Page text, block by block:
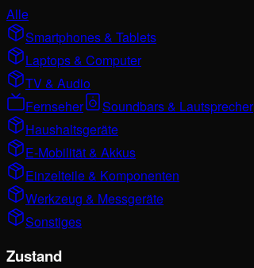
Alle
Smartphones & Tablets
Laptops & Computer
TV & Audio
Fernseher
Soundbars & Lautsprecher
Haushaltsgeräte
E-Mobilität & Akkus
Einzelteile & Komponenten
Werkzeug & Messgeräte
Sonstiges
Zustand